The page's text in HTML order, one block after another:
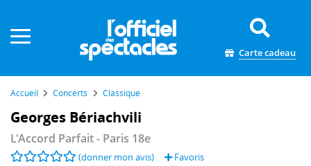
Carte cadeau
Accueil Concerts Classique
Georges Bériachvili
L'Accord Parfait- Paris 18e
(donner mon avis) Favoris